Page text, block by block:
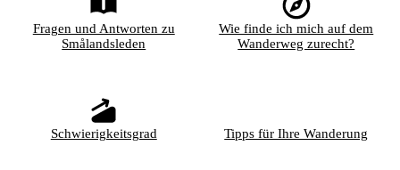
Fragen und Antworten zu
Smålandsleden
Wie finde ich mich auf dem
Wanderweg zurecht?
Schwierigkeitsgrad Tipps für Ihre Wanderung